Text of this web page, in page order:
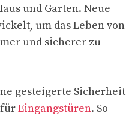
und Garten. Neue
um das Leben von
und sicherer zu
gesteigerte Sicherheit
fürEingangstüren. So